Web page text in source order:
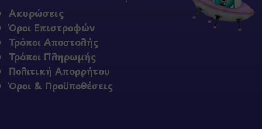
Ακυρώσεις
Όροι Επιστροφών
Τρόποι Αποστολής
Τρόποι Πληρωμής
Πολιτική Απορρήτου
Όροι & Προϋποθέσεις